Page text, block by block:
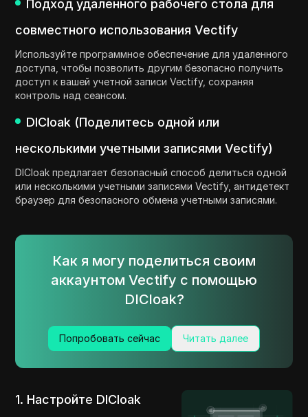
Подход удаленного рабочего стола для
совместного использования Vectify
Используйте программное обеспечение для удаленного
доступа, чтобы позволить другим безопасно получить
доступ к вашей учетной записи Vectify, сохраняя
контроль над сеансом.
DICloak (Поделитесь одной или
несколькими учетными записями Vectify)
DICloak предлагает безопасный способ делиться одной
или несколькими учетными записями Vectify, антидетект
браузер для безопасного обмена учетными записями.
Как я могу поделиться своим
аккаунтом Vectify с помощью
DICloak?
Попробовать сейчас Читать далее
1. Настройте DICloak